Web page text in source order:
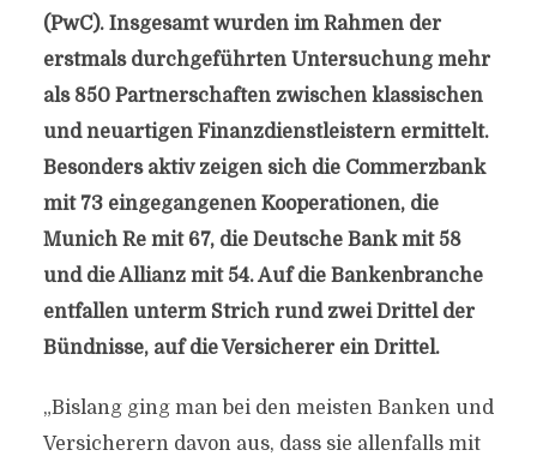
(PwC). Insgesamt wurden im Rahmen der
erstmals durchgeführten Untersuchung mehr
als 850 Partnerschaften zwischen klassischen
und neuartigen Finanzdienstleistern ermittelt.
Besonders aktiv zeigen sich die Commerzbank
mit 73 eingegangenen Kooperationen, die
Munich Re mit 67, die Deutsche Bank mit 58
und die Allianz mit 54. Auf die Bankenbranche
entfallen unterm Strich rund zwei Drittel der
Bündnisse, auf die Versicherer ein Drittel.
„Bislang ging man bei den meisten Banken und
Versicherern davon aus, dass sie allenfalls mit